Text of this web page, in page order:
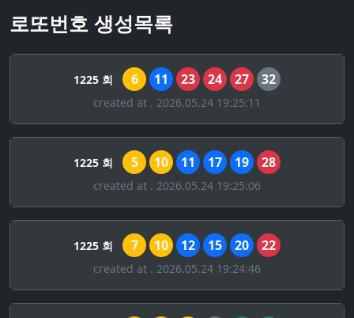
로또번호 생성목록
1225 회 6 11 23 24 27 32
created at . 2026.05.24 19:25:11
1225 회 5 10 11 17 19 28
created at . 2026.05.24 19:25:06
1225 회 7 10 12 15 20 22
created at . 2026.05.24 19:24:46